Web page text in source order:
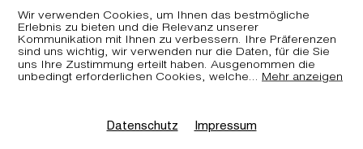
Arvenkissen
«nature» inkl.
Nachfüllkit
arverei.ch -
Murmeltierölsalbe
Bündner Arve
Wir verwenden Cookies, um Ihnen das bestmögliche
Erlebnis zu bieten und die Relevanz unserer
Kommunikation mit Ihnen zu verbessern. Ihre Präferenzen
sind uns wichtig, wir verwenden nur die Daten, für die Sie
uns Ihre Zustimmung erteilt haben. Ausgenommen die
unbedingt erforderlichen Cookies, welche... Mehr anzeigen
Datenschutz Impressum